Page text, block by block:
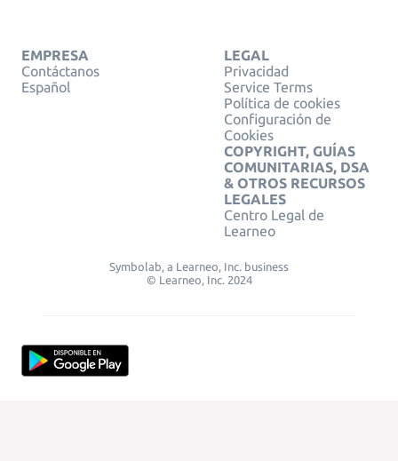
EMPRESA
Contáctanos
Español
LEGAL
Privacidad
Service Terms
Política de cookies
Configuración de
Cookies
COPYRIGHT, GUÍAS
COMUNITARIAS, DSA
& OTROS RECURSOS
LEGALES
Centro Legal de
Learneo
Symbolab, a Learneo, Inc. business
© Learneo, Inc. 2024